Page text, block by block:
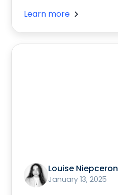
Learn more
Louise Niepceron
January 13, 2025